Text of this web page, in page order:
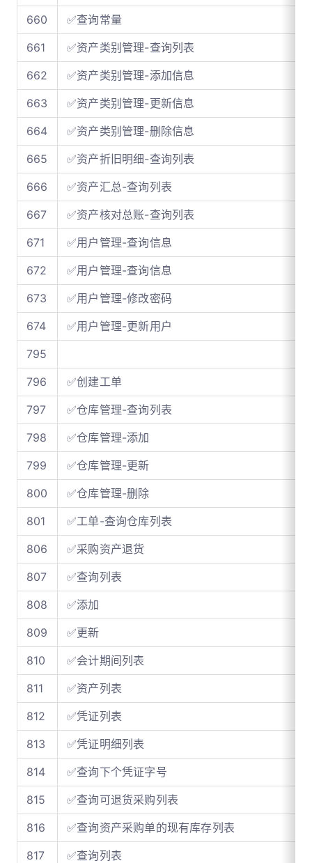
660
✅查询常量
661
✅资产类别管理-查询列表
662
✅资产类别管理-添加信息
663
✅资产类别管理-更新信息
664
✅资产类别管理-删除信息
665
✅资产折旧明细-查询列表
666
✅资产汇总-查询列表
667
✅资产核对总账-查询列表
671
✅用户管理-查询信息
672
✅用户管理-查询信息
673
✅用户管理-修改密码
674
✅用户管理-更新用户
795
796
✅创建工单
797
✅仓库管理-查询列表
798
✅仓库管理-添加
799
✅仓库管理-更新
800
✅仓库管理-删除
801
✅工单-查询仓库列表
806
✅采购资产退货
807
✅查询列表
808
✅添加
809
✅更新
810
✅会计期间列表
811
✅资产列表
812
✅凭证列表
813
✅凭证明细列表
814
✅查询下个凭证字号
815
✅查询可退货采购列表
816
✅查询资产采购单的现有库存列表
817
✅查询列表